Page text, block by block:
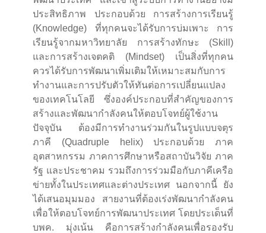
ประสิทธิภาพ ประกอบด้วย การสร้างการเรียนรู้
(Knowledge) ที่ทุกคนจะได้รับการบ่มเพาะ การ
เรียนรู้จากมหาวิทยาลัย การสร้างทักษะ (Skill)
และการสร้างเจตคติ (Mindset) เป็นสิ่งที่ทุกคน
ควรได้รับการพัฒนาเพิ่มเติมให้เหมาะสมกับการ
ทำงานและการปรับตัวให้ทันต่อการเปลี่ยนแปลง
ของเทคโนโลยี ซึ่งองค์ประกอบที่สำคัญของการ
สร้างและพัฒนากำลังคนให้ตอบโจทย์ผู้ใช้งาน
ปัจจุบัน ต้องมีการทำงานร่วมกันในรูปแบบจตุร
ภาคี (Quadruple helix) ประกอบด้วย ภาค
อุตสาหกรรม ภาคการศึกษาหรือสถาบันวิจัย ภาค
รัฐ และประชาคม รวมถึงการร่วมมือกับภาคีเครือ
ข่ายทั้งในประเทศและต่างประเทศ นอกจากนี้ ยัง
ได้เสนอมุมมอง สายงานที่ต้องเร่งพัฒนากำลังคน
เพื่อให้ตอบโจทย์การพัฒนาประเทศ โดยประเด็นที่
บพค. มุ่งเน้น คือการสร้างกำลังคนเพื่อรองรับ